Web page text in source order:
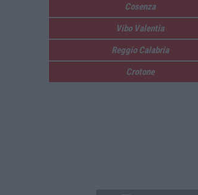
Cosenza
Vibo Valentia
Reggio Calabria
Crotone